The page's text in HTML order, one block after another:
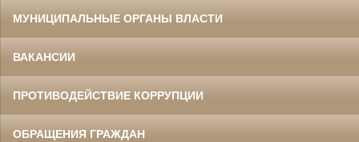
МУНИЦИПАЛЬНЫЕ ОРГАНЫ ВЛАСТИ
ВАКАНСИИ
ПРОТИВОДЕЙСТВИЕ КОРРУПЦИИ
ОБРАЩЕНИЯ ГРАЖДАН